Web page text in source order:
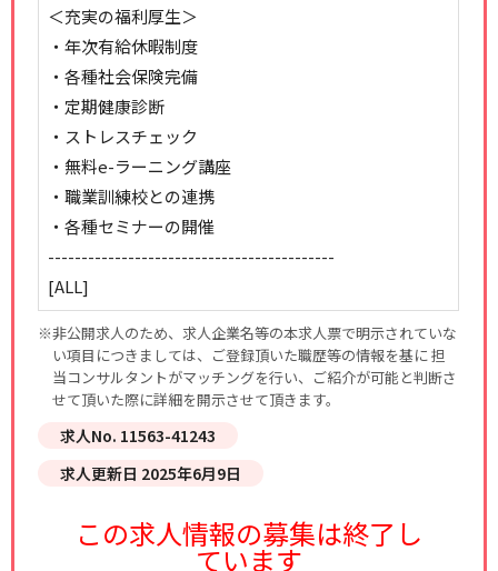
＜充実の福利厚生＞
・年次有給休暇制度
・各種社会保険完備
・定期健康診断
・ストレスチェック
・無料e-ラーニング講座
・職業訓練校との連携
・各種セミナーの開催
-------------------------------------------
[ALL]
※非公開求人のため、求人企業名等の本求人票で明示されていな
い項目につきましては、ご登録頂いた職歴等の情報を基に 担
当コンサルタントがマッチングを行い、ご紹介が可能と判断さ
せて頂いた際に詳細を開示させて頂きます。
求人No. 11563-41243
求人更新日 2025年6月9日
この求人情報の募集は終了し
ています